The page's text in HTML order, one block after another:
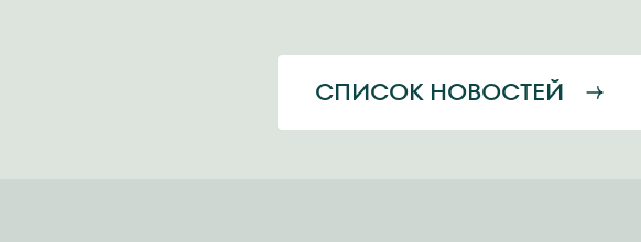
СПИСОК НОВОСТЕЙ